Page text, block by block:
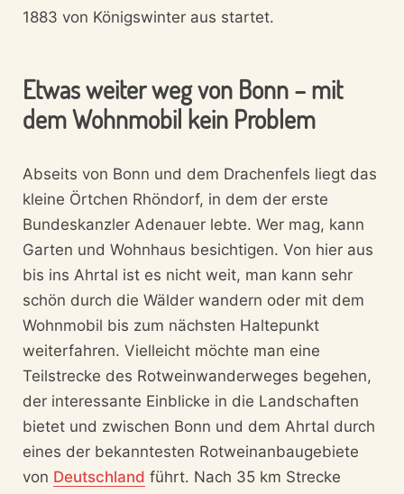
1883 von Königswinter aus startet.
Etwas weiter weg von Bonn – mit
dem Wohnmobil kein Problem
Abseits von Bonn und dem Drachenfels liegt das
kleine Örtchen Rhöndorf, in dem der erste
Bundeskanzler Adenauer lebte. Wer mag, kann
Garten und Wohnhaus besichtigen. Von hier aus
bis ins Ahrtal ist es nicht weit, man kann sehr
schön durch die Wälder wandern oder mit dem
Wohnmobil bis zum nächsten Haltepunkt
weiterfahren. Vielleicht möchte man eine
Teilstrecke des Rotweinwanderweges begehen,
der interessante Einblicke in die Landschaften
bietet und zwischen Bonn und dem Ahrtal durch
eines der bekanntesten Rotweinanbaugebiete
von Deutschland führt. Nach 35 km Strecke